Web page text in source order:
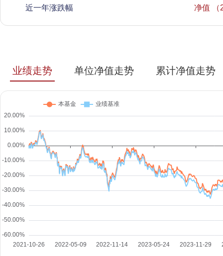
近一年涨跌幅 净值 （
业绩走势 单位净值走势 累计净值走势